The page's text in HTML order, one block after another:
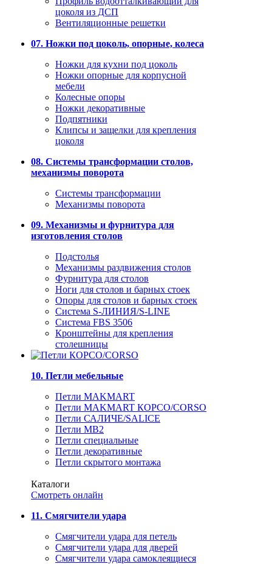
цоколя из ДСП
Вентиляционные решетки
07. Ножки под цоколь, опорные, колеса
Ножки для кухни под цоколь
Ножки опорные для корпусной
мебели
Колесные опоры
Ножки декоративные
Подпятники
Клипсы и защелки для крепления
цоколя
08. Системы трансформации столов,
механизмы поворота
Системы трансформации
Механизмы поворота
09. Механизмы и фурнитура для
изготовления столов
Подстолья
Механизмы раздвижения столов
Фурнитура для столов
Ноги для столов и барных стоек
Опоры для столов и барных стоек
Система S-ЛИНИЯ/S-LINE
Система FBS 3506
Кронштейны для крепления
столешницы
10. Петли мебельные
Петли MAKMART
Петли MAKMART КОРСО/CORSO
Петли САЛИЧЕ/SALICE
Петли MB2
Петли специальные
Петли декоративные
Петли скрытого монтажа
Каталоги
Смотреть онлайн
11. Смягчители удара
Смягчители удара для петель
Смягчители удара для дверей
Cмягчители удара самоклеящиеся